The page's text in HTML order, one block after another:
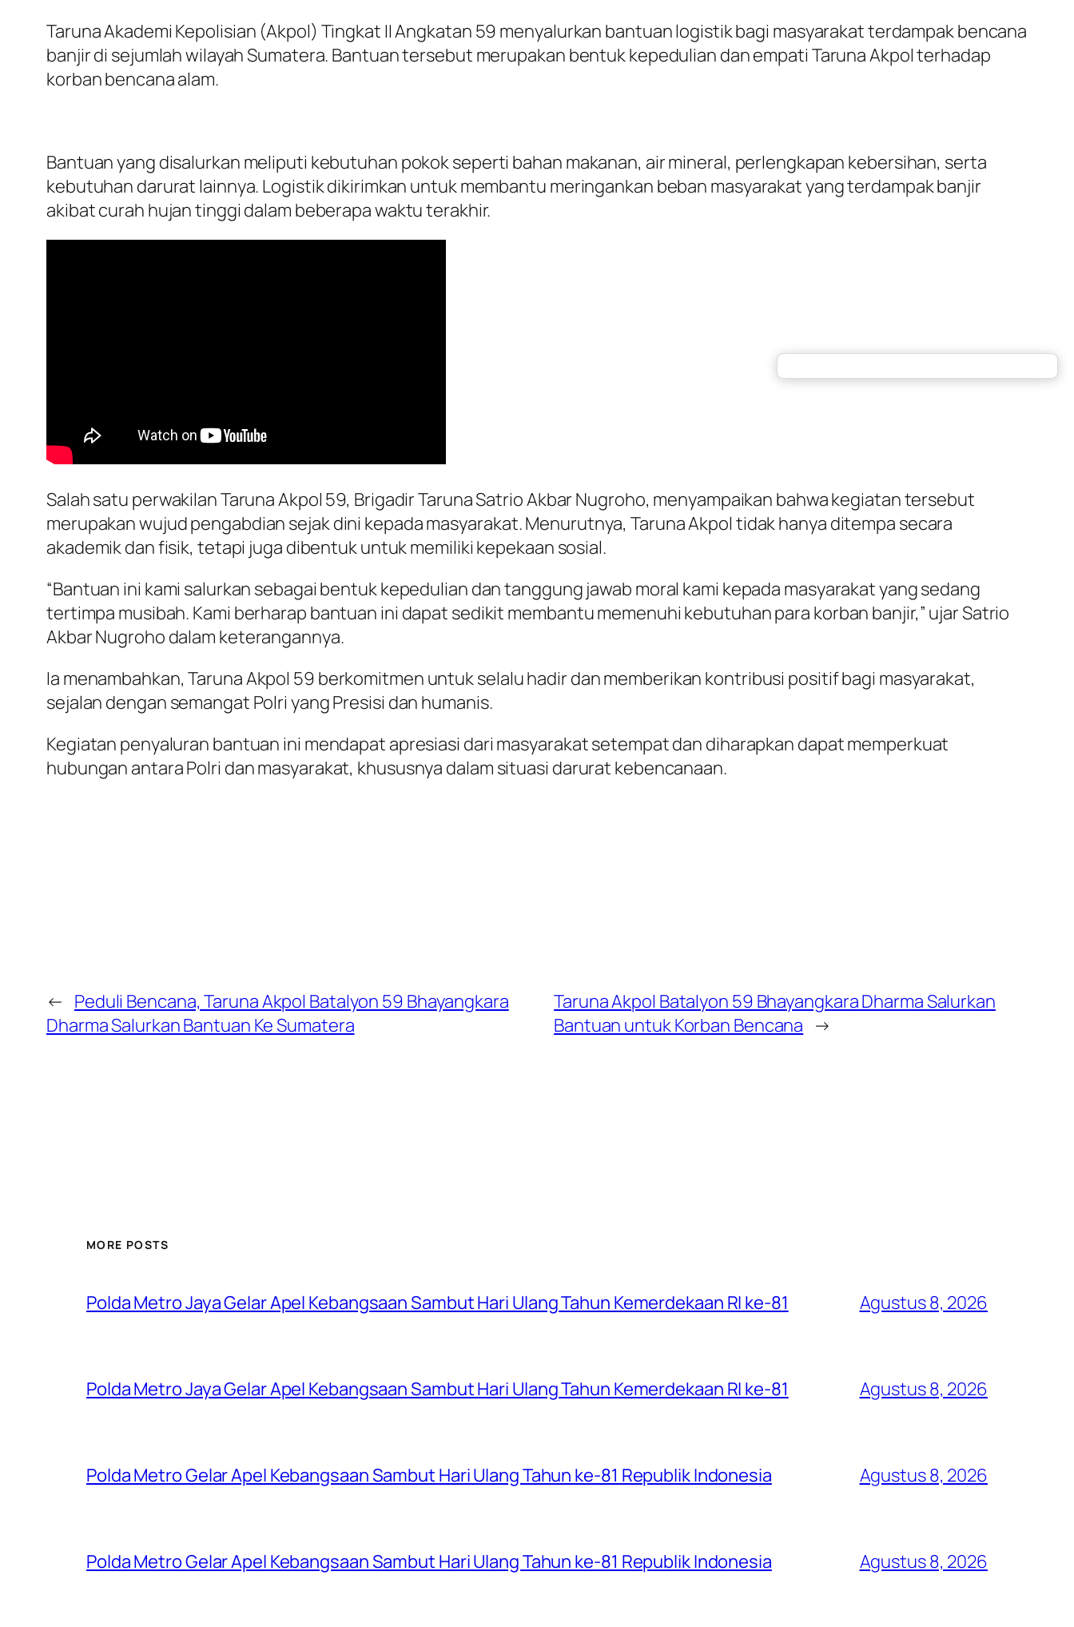
Taruna Akademi Kepolisian (Akpol) Tingkat II Angkatan 59 menyalurkan bantuan logistik bagi masyarakat terdampak bencana
banjir di sejumlah wilayah Sumatera. Bantuan tersebut merupakan bentuk kepedulian dan empati Taruna Akpol terhadap
korban bencana alam.
Bantuan yang disalurkan meliputi kebutuhan pokok seperti bahan makanan, air mineral, perlengkapan kebersihan, serta
kebutuhan darurat lainnya. Logistik dikirimkan untuk membantu meringankan beban masyarakat yang terdampak banjir
akibat curah hujan tinggi dalam beberapa waktu terakhir.
Salah satu perwakilan Taruna Akpol 59, Brigadir Taruna Satrio Akbar Nugroho, menyampaikan bahwa kegiatan tersebut
merupakan wujud pengabdian sejak dini kepada masyarakat. Menurutnya, Taruna Akpol tidak hanya ditempa secara
akademik dan fisik, tetapi juga dibentuk untuk memiliki kepekaan sosial.
“Bantuan ini kami salurkan sebagai bentuk kepedulian dan tanggung jawab moral kami kepada masyarakat yang sedang
tertimpa musibah. Kami berharap bantuan ini dapat sedikit membantu memenuhi kebutuhan para korban banjir,” ujar Satrio
Akbar Nugroho dalam keterangannya.
Ia menambahkan, Taruna Akpol 59 berkomitmen untuk selalu hadir dan memberikan kontribusi positif bagi masyarakat,
sejalan dengan semangat Polri yang Presisi dan humanis.
Kegiatan penyaluran bantuan ini mendapat apresiasi dari masyarakat setempat dan diharapkan dapat memperkuat
hubungan antara Polri dan masyarakat, khususnya dalam situasi darurat kebencanaan.
← Peduli Bencana, Taruna Akpol Batalyon 59 Bhayangkara
Dharma Salurkan Bantuan Ke Sumatera
Taruna Akpol Batalyon 59 Bhayangkara Dharma Salurkan
Bantuan untuk Korban Bencana →
MORE POSTS
Polda Metro Jaya Gelar Apel Kebangsaan Sambut Hari Ulang Tahun Kemerdekaan RI ke-81 Agustus 8, 2026
Polda Metro Jaya Gelar Apel Kebangsaan Sambut Hari Ulang Tahun Kemerdekaan RI ke-81 Agustus 8, 2026
Polda Metro Gelar Apel Kebangsaan Sambut Hari Ulang Tahun ke-81 Republik Indonesia Agustus 8, 2026
Polda Metro Gelar Apel Kebangsaan Sambut Hari Ulang Tahun ke-81 Republik Indonesia Agustus 8, 2026